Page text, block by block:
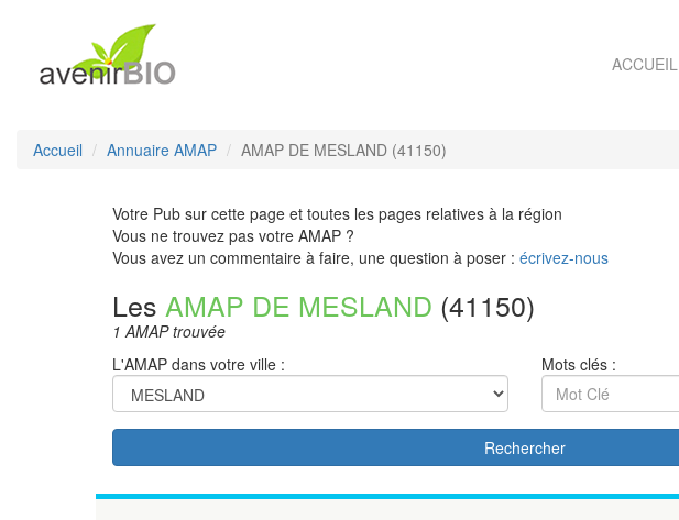
ACCUEIL
Accueil Annuaire AMAP AMAP DE MESLAND (41150)
Votre Pub sur cette page et toutes les pages relatives à la région
Vous ne trouvez pas votre AMAP ?
Vous avez un commentaire à faire, une question à poser : écrivez-nous
Les AMAP DE MESLAND (41150)
1 AMAP trouvée
L'AMAP dans votre ville :
Mots clés :
Rechercher